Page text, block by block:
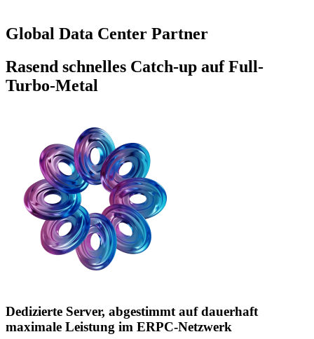
Global Data Center Partner
Rasend schnelles Catch-up auf Full-
Turbo-Metal
Dedizierte Server, abgestimmt auf dauerhaft
maximale Leistung im ERPC-Netzwerk